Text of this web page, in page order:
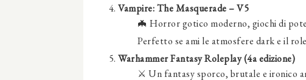
Vampire: The Masquerade – V5
🦇 Horror gotico moderno, giochi di
Perfetto se ami le atmosfere dark e il
Warhammer Fantasy Roleplay (4a edizione)
⚔️ Un fantasy sporco, brutale e ironico